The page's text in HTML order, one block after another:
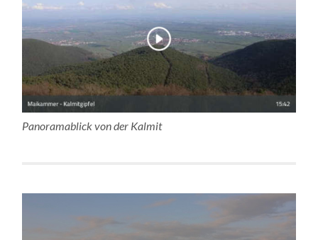
Panoramablick von der Kalmit